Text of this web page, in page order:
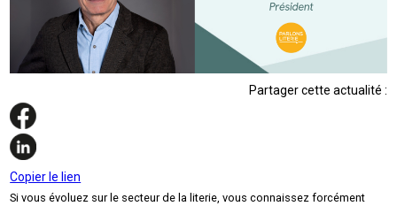
Partager cette actualité :
Copier le lien
Si vous évoluez sur le secteur de la literie, vous connaissez forcément